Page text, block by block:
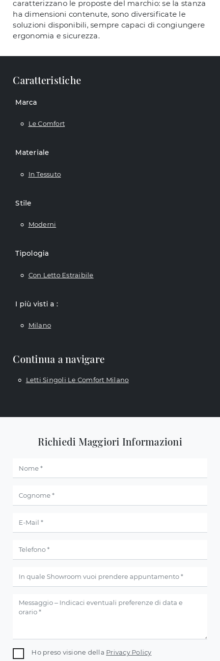
caratterizzano le proposte del marchio: se la stanza
ha dimensioni contenute, sono diversificate le
soluzioni disponibili, sempre capaci di congiungere
ergonomia e sicurezza.
Caratteristiche
Marca
Le Comfort
Materiale
In Tessuto
Stile
Moderni
Tipologia
Con Letto Estraibile
I più visti a :
Milano
Continua a navigare
Letti Singoli Le Comfort Milano
Richiedi Maggiori Informazioni
Ho preso visione della Privacy Policy